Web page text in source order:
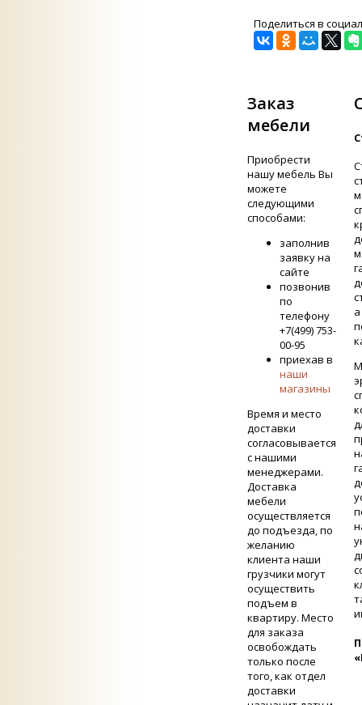
Поделиться в
Заказ
мебели
Приобрести
нашу мебель Вы
можете
следующими
способами:
заполнив
заявку на
сайте
позвонив
по
телефону
+7(499) 753-
00-95
приехав в
наши
магазины
Время и место
доставки
согласовывается
с нашими
менеджерами.
Доставка
мебели
осуществляется
до подъезда, по
желанию
клиента наши
грузчики могут
осуществить
подъем в
квартиру. Место
для заказа
освобождать
только после
того, как отдел
доставки